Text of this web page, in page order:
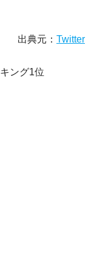
出典元： Twitter